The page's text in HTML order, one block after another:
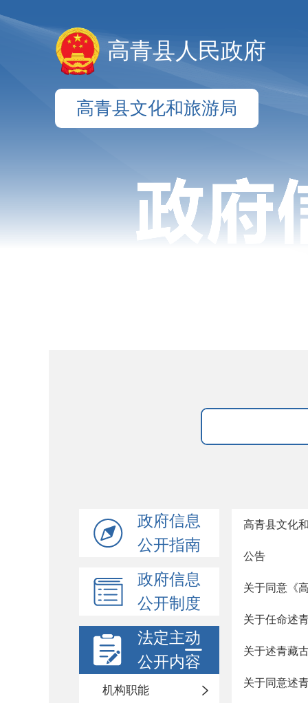
高青县人民政府
高青县文化和旅游局
政府信息
公开指南
政府信息
公开制度
法定主动
公开内容
机构职能
高青县文化
公告
关于同意《
关于任命述
关于述青藏
关于同意述